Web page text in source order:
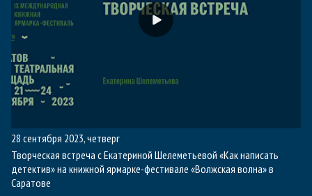
28 сентября 2023, четверг
Творческая встреча с Екатериной Шелеметьевой «Как написать
детектив» на книжной ярмарке-фестивале «Волжская волна» в
Саратове